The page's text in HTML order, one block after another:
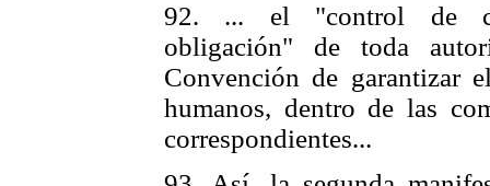
92. ... el "control de
obligación" de toda
Convención de garantizar
humanos, dentro de las
correspondientes...